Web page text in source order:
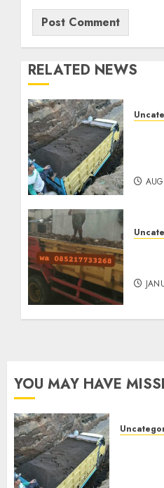
RELATED NEWS
YOU MAY HAVE